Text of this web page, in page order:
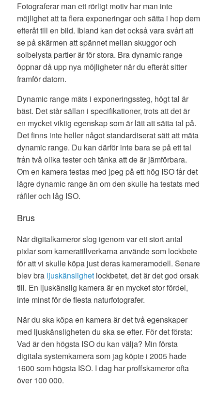
Fotograferar man ett rörligt motiv har man inte
möjlighet att ta flera exponeringar och sätta i hop dem
efteråt till en bild. Ibland kan det också vara svårt att
se på skärmen att spännet mellan skuggor och
solbelysta partier är för stora. Bra dynamic range
öppnar då upp nya möjligheter när du efteråt sitter
framför datorn.
Dynamic range mäts i exponeringssteg, högt tal är
bäst. Det står sällan i specifikationer, trots att det är
en mycket viktig egenskap som är lätt att sätta tal på.
Det finns inte heller något standardiserat sätt att mäta
dynamic range. Du kan därför inte bara se på ett tal
från två olika tester och tänka att de är jämförbara.
Om en kamera testas med jpeg på ett hög ISO får det
lägre dynamic range än om den skulle ha testats med
råfiler och låg ISO.
Brus
När digitalkameror slog igenom var ett stort antal
pixlar som kameratillverkarna använde som lockbete
för att vi skulle köpa just deras kameramodell. Senare
blev bra ljuskänslighet lockbetet, det är det god orsak
till. En ljuskänslig kamera är en mycket stor fördel,
inte minst för de flesta naturfotografer.
När du ska köpa en kamera är det två egenskaper
med ljuskänsligheten du ska se efter. För det första:
Vad är den högsta ISO du kan välja? Min första
digitala systemkamera som jag köpte i 2005 hade
1600 som högsta ISO. I dag har proffskameror ofta
över 100 000.